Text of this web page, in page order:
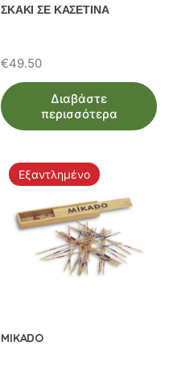
ΣΚΑΚΙ ΣΕ ΚΑΣΕΤΙΝΑ
€49.50
Διαβάστε
περισσότερα
Εξαντλημένο
MIKADO